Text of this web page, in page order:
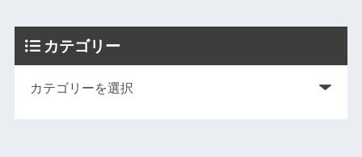
カテゴリー